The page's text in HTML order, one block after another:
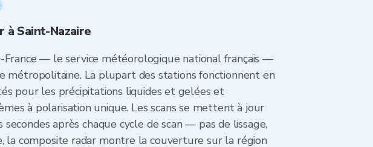
à Saint-Nazaire
France — le service météorologique national français —
métropolitaine. La plupart des stations fonctionnent en
pour les précipitations liquides et gelées et
à polarisation unique. Les scans se mettent à jour
après chaque cycle de scan — pas de lissage,
la composite radar montre la couverture sur la région